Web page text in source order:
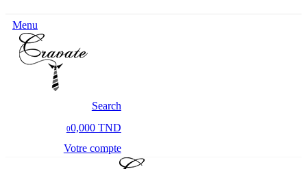
Menu
Search
00,000 TND
Votre compte